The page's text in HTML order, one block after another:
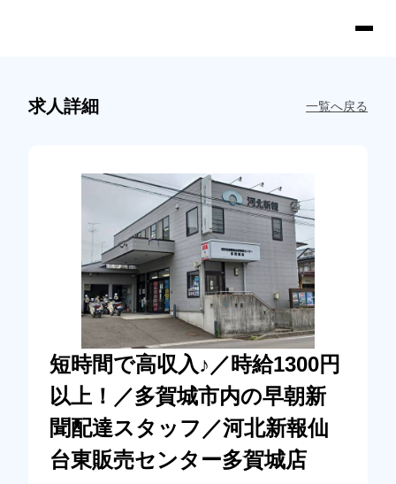
求人詳細 一覧へ戻る
短時間で高収入♪／時給1300円
以上！／多賀城市内の早朝新
聞配達スタッフ／河北新報仙
台東販売センター多賀城店